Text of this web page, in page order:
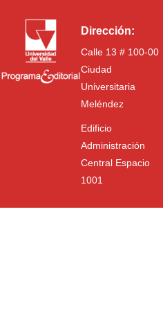
Dirección:
Calle 13 # 100-00
Ciudad
Universitaria
Meléndez
Edificio
Administración
Central Espacio
1001